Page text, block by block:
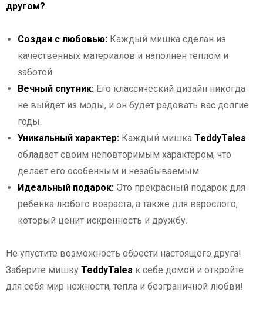
другом?
Создан с любовью: Каждый мишка сделан из
качественных материалов и наполнен теплом и
заботой.
Вечный спутник: Его классический дизайн никогда
не выйдет из моды, и он будет радовать вас долгие
годы.
Уникальный характер: Каждый мишка TeddyTales
обладает своим неповторимым характером, что
делает его особенным и незабываемым.
Идеальный подарок: Это прекрасный подарок для
ребенка любого возраста, а также для взрослого,
который ценит искренность и дружбу.
Не упустите возможность обрести настоящего друга!
Заберите мишку TeddyTales к себе домой и откройте
для себя мир нежности, тепла и безграничной любви!